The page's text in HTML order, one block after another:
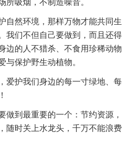
所吸烟，不制造噪音。
自然环境，那样万物才能共同生
我们不但自己要做到，而且还得
边的人不猎杀、不食用珍稀动物
与保护野生动植物。
爱护我们身边的每一寸绿地、每
做到最重要的一个：节约资源，
随时关上水龙头，千万不能浪费